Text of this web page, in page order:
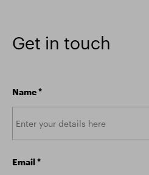
Get in touch
Name*
Email*